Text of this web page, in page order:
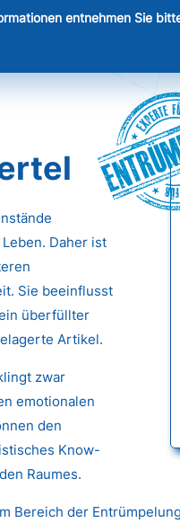
entnehmen Sie
Daher ist
Sie beeinflusst
überfüllter
Artikel.
zwar
emotionalen
den
Know-
Raumes.
Bereich der